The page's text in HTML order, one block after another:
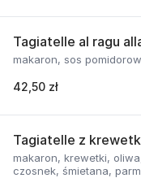
Tagiatelle al ragu
makaron, sos
42,50 zł
Tagiatelle z
makaron, krewetki,
czosnek, śmietana,